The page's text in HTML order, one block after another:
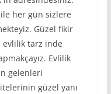
her gün sizlere
Güzel fikir
evlilik tarz inde
Evlilik
gelenleri
güzel yanı